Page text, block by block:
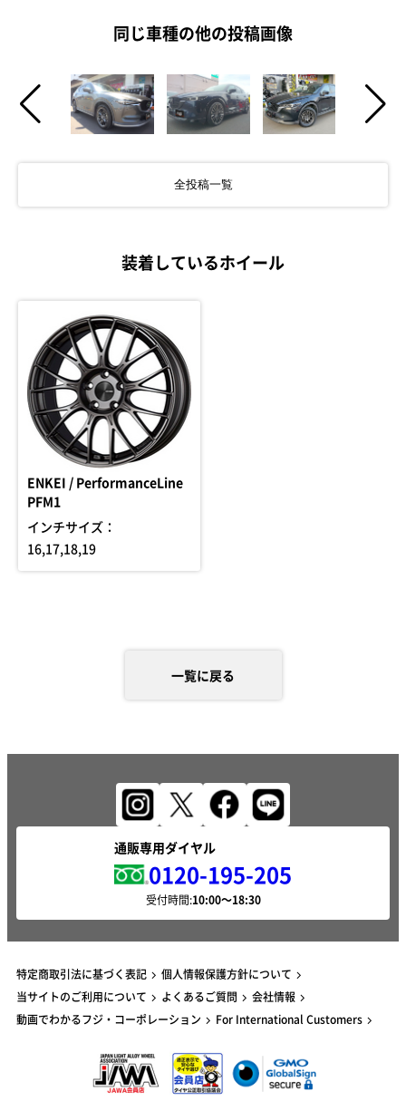
同じ車種の他の投稿画像
全投稿一覧
装着しているホイール
ENKEI / PerformanceLine
PFM1
インチサイズ：
16,17,18,19
一覧に戻る
通販専用ダイヤル
0120-195-205
受付時間:
特定商取引法に基づく表記
個人情報保護方針について
当サイトのご利用について
よくあるご質問
会社情報
動画でわかるフジ・コーポレーション
For International Customers